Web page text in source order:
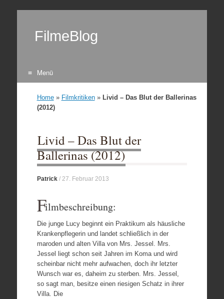
FilmeBlog
Menü
Home» Filmkritiken» Livid – Das Blut der Ballerinas
(2012)
Livid – Das Blut der
Ballerinas (2012)
Patrick/ 27. Februar 2013
Filmbeschreibung:
Die junge Lucy beginnt ein Praktikum als häusliche
Krankenpflegerin und landet schließlich in der
maroden und alten Villa von Mrs. Jessel. Mrs.
Jessel liegt schon seit Jahren im Koma und wird
scheinbar nicht mehr aufwachen, doch ihr letzter
Wunsch war es, daheim zu sterben. Mrs. Jessel,
so sagt man, besitze einen riesigen Schatz in ihrer
Villa. Die